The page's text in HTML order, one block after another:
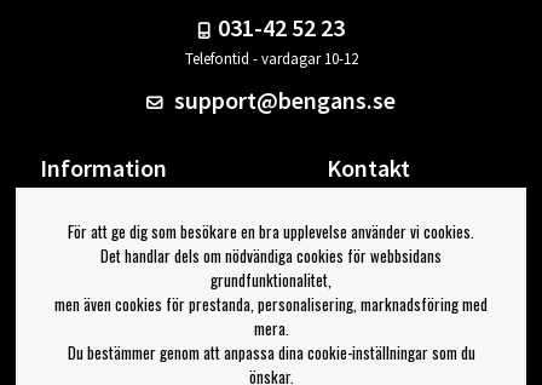
031-42 52 23
Telefontid - vardagar 10-12
support@bengans.se
Information
Om Bengans
FAQ / Köp- & Leveransvillkor
Kontakt
Din sida
Logga ut
Jag vill ha tips från Bengans
För att ge dig som besökare en bra upplevelse använder vi cookies.
Det handlar dels om nödvändiga cookies för webbsidans
grundfunktionalitet,
men även cookies för prestanda, personalisering, marknadsföring med
mera.
Du bestämmer genom att anpassa dina cookie-inställningar som du
önskar.